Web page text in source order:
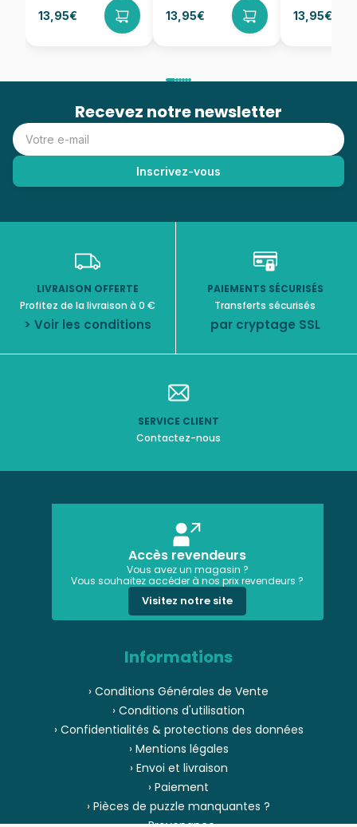
13,95€ 13,95€ 13,95€
Recevez notre newsletter
LIVRAISON OFFERTE
Profitez de la livraison à 0 €
> Voir les conditions
PAIEMENTS SÉCURISÉS
Transferts sécurisés
par cryptage SSL
SERVICE CLIENT
Contactez-nous
Accès revendeurs
Vous avez un magasin ?
Vous souhaitez accéder à nos prix revendeurs ?
Visitez notre site
Informations
› Conditions Générales de Vente
› Conditions d'utilisation
› Confidentialités & protections des données
› Mentions légales
› Envoi et livraison
› Paiement
› Pièces de puzzle manquantes ?